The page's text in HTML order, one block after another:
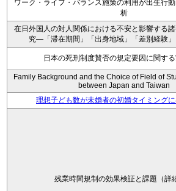
ワーク・ライフ・バランス施策の利用が出生行
析
在日外国人の対人関係における不安と影響する
究―「滞在期間」「出身地域」「差別経験
日本の死刑制度賛否の規定要因に関す
Family Background and the Choice of Field of
between Japan and Taiwan
理想子ども数が未婚者の初婚タイミング
残業時間規制の効果検証と課題（詳